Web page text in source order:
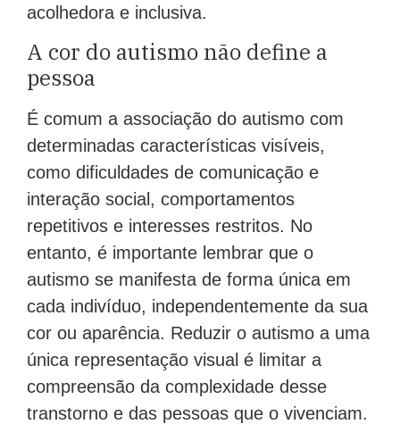
acolhedora e inclusiva.
A cor do autismo não define a
pessoa
É comum a associação do autismo com
determinadas características visíveis,
como dificuldades de comunicação e
interação social, comportamentos
repetitivos e interesses restritos. No
entanto, é importante lembrar que o
autismo se manifesta de forma única em
cada indivíduo, independentemente da sua
cor ou aparência. Reduzir o autismo a uma
única representação visual é limitar a
compreensão da complexidade desse
transtorno e das pessoas que o vivenciam.